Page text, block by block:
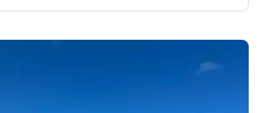
de Maragogi em agosto é a que diz